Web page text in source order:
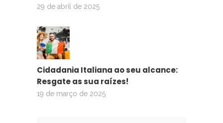
29 de abril de 2025
Cidadania Italiana ao seu alcance:
Resgate as sua raízes!
19 de março de 2025